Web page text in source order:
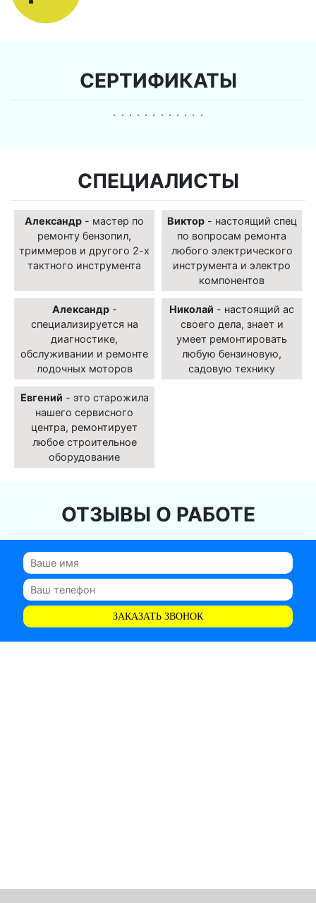
СЕРТИФИКАТЫ
СПЕЦИАЛИСТЫ
Александр - мастер по
ремонту бензопил,
триммеров и другого 2-х
тактного инструмента
Виктор- настоящий спец
по вопросам ремонта
любого электрического
инструмента и электро
компонентов
Александр-
специализируется на
диагностике,
обслуживании и ремонте
лодочных моторов
Николай - настоящий ас
своего дела, знает и
умеет ремонтировать
любую бензиновую,
садовую технику
Евгений - это старожила
нашего сервисного
центра, ремонтирует
любое строительное
оборудование
ОТЗЫВЫ О РАБОТЕ
ЗАКАЗАТЬ ЗВОНОК